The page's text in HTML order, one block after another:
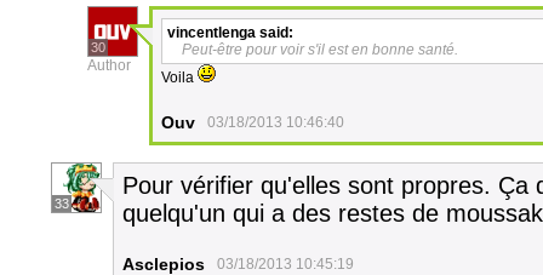
30
Author
vincentlenga said:
Peut-être pour voir s'il est en bonne santé.
Voila
Ouv 03/18/2013 10:46:40
33
Pour vérifier qu'elles sont propres.
quelqu'un qui a des restes de
Asclepios 03/18/2013 10:45:19